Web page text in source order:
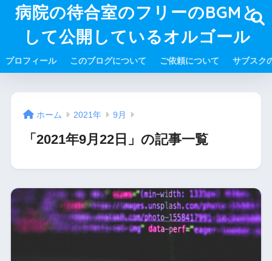
病院の待合室のフリーのBGMと
して公開しているオルゴール
プロフィール このブログについて ご依頼について サブスク
ホーム 2021年 9月
「2021年9月22日」の記事一覧